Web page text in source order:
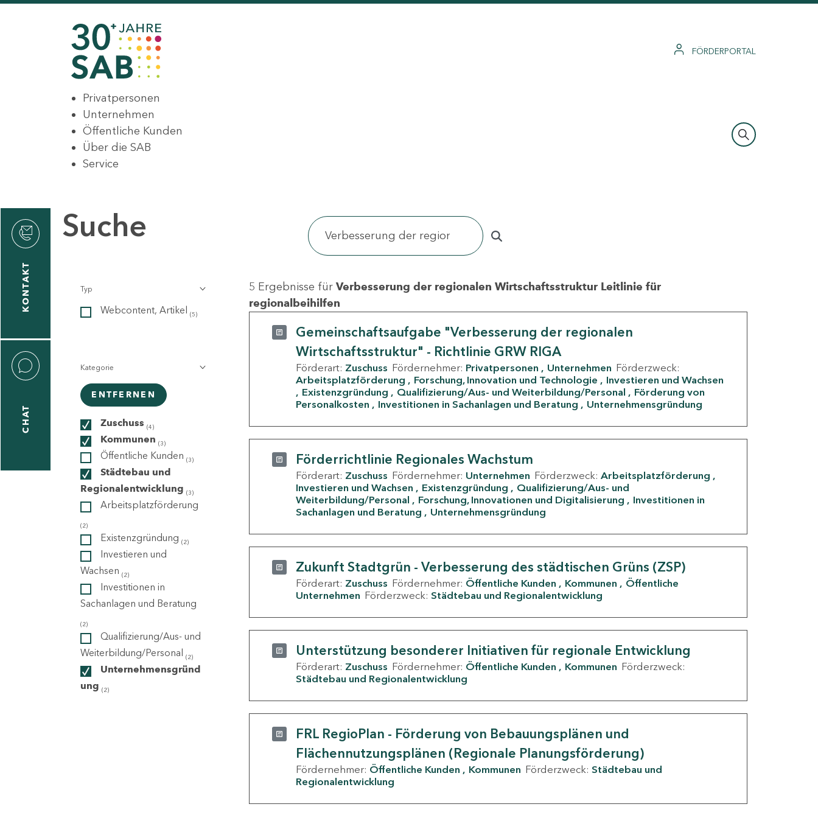
FÖRDERPORTAL
Privatpersonen
Unternehmen
Öffentliche Kunden
Über die SAB
Service
KONTAKT
CHAT
Suche
Typ
Webcontent, Artikel (5)
Kategorie
ENTFERNEN
Zuschuss (4)
Kommunen (3)
Öffentliche Kunden (3)
Städtebau und
Regionalentwicklung (3)
Arbeitsplatzförderung
(2)
Existenzgründung (2)
Investieren und
Wachsen (2)
Investitionen in
Sachanlagen und Beratung
(2)
Qualifizierung/Aus- und
Weiterbildung/Personal (2)
Unternehmensgründ
ung (2)
5 Ergebnisse für Verbesserung der regionalen Wirtschaftsstruktur Leitlinie für
regionalbeihilfen
Gemeinschaftsaufgabe "Verbesserung der regionalen
Wirtschaftsstruktur" - Richtlinie GRW RIGA
Förderart: Zuschuss Fördernehmer: Privatpersonen Unternehmen Förderzweck:
Arbeitsplatzförderung
Forschung, Innovation und Technologie
Investieren und Wachsen
Existenzgründung
Qualifizierung/Aus- und Weiterbildung/Personal
Förderung von
Personalkosten
Investitionen in Sachanlagen und Beratung Unternehmensgründung
Förderrichtlinie Regionales Wachstum
Förderart: Zuschuss Fördernehmer: Unternehmen Förderzweck: Arbeitsplatzförderung
Investieren und Wachsen
Existenzgründung
Qualifizierung/Aus- und
Weiterbildung/Personal
Forschung, Innovationen und Digitalisierung
Investitionen in
Sachanlagen und Beratung
Unternehmensgründung
Zukunft Stadtgrün - Verbesserung des städtischen Grüns (ZSP)
Förderart: Zuschuss Fördernehmer: Öffentliche Kunden Kommunen
Öffentliche
Unternehmen Förderzweck: Städtebau und Regionalentwicklung
Unterstützung besonderer Initiativen für regionale Entwicklung
Förderart: Zuschuss Fördernehmer: Öffentliche Kunden Kommunen Förderzweck:
Städtebau und Regionalentwicklung
FRL RegioPlan - Förderung von Bebauungsplänen und
Flächennutzungsplänen (Regionale Planungsförderung)
Fördernehmer: Öffentliche Kunden Kommunen Förderzweck: Städtebau und
Regionalentwicklung